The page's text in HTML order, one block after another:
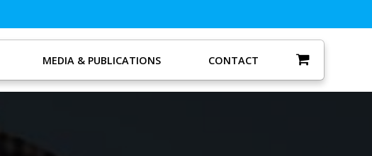
MEDIA & PUBLICATIONS CONTACT